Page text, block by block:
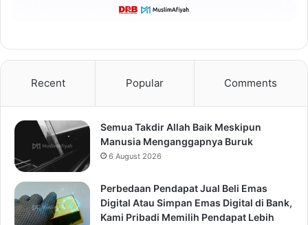
Recent Popular Comments
Semua Takdir Allah Baik Meskipun
Manusia Menganggapnya Buruk
6 August 2026
Perbedaan Pendapat Jual Beli Emas
Digital Atau Simpan Emas Digital di Bank,
Kami Pribadi Memilih Pendapat Lebih